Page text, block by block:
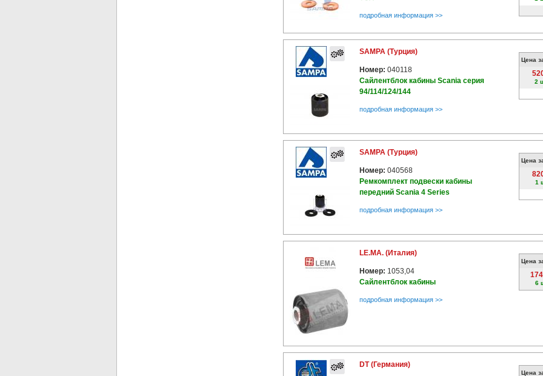
подробная информация >>
SAMPA (Турция)
Номер: 040118
Сайлентблок кабины Scania серия
94/114/124/144
подробная информация >>
Цена
2
SAMPA (Турция)
Номер: 040568
Ремкомплект подвески кабины
передний Scania 4 Series
подробная информация >>
Цена
1
LE.MA. (Италия)
Номер: 1053,04
Сайлентблок кабины
подробная информация >>
Цена
6
DT (Германия)
Цена